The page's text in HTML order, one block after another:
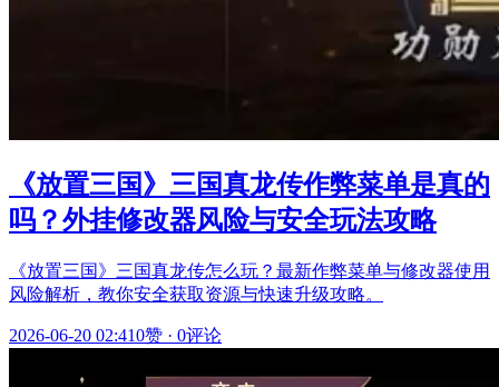
《放置三国》三国真龙传作弊菜单是真的
吗？外挂修改器风险与安全玩法攻略
《放置三国》三国真龙传怎么玩？最新作弊菜单与修改器使用
风险解析，教你安全获取资源与快速升级攻略。
2026-06-20 02:410赞 · 0评论